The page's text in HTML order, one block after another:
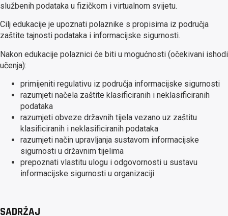
službenih podataka u fizičkom i virtualnom svijetu.
Cilj edukacije je upoznati polaznike s propisima iz područja
zaštite tajnosti podataka i informacijske sigurnosti.
Nakon edukacije polaznici će biti u mogućnosti (očekivani ishodi
učenja):
primijeniti regulativu iz područja informacijske sigurnosti
razumjeti načela zaštite klasificiranih i neklasificiranih
podataka
razumjeti obveze državnih tijela vezano uz zaštitu
klasificiranih i neklasificiranih podataka
razumjeti način upravljanja sustavom informacijske
sigurnosti u državnim tijelima
prepoznati vlastitu ulogu i odgovornosti u sustavu
informacijske sigurnosti u organizaciji
SADRŽAJ